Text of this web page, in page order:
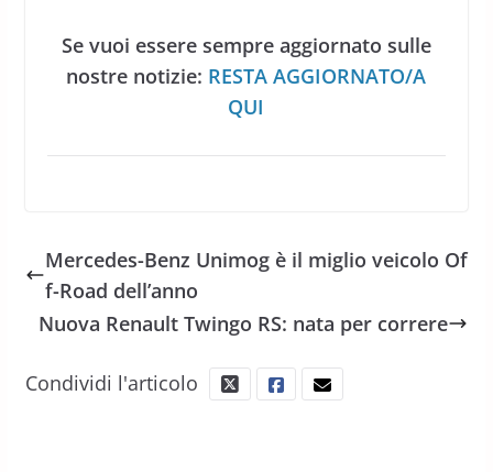
Se vuoi essere sempre aggiornato sulle
nostre notizie: RESTA AGGIORNATO/A
QUI
Mercedes-Benz Unimog è il miglio veicolo Of
f-Road dell’anno
Nuova Renault Twingo RS: nata per correre
Condividi l'articolo